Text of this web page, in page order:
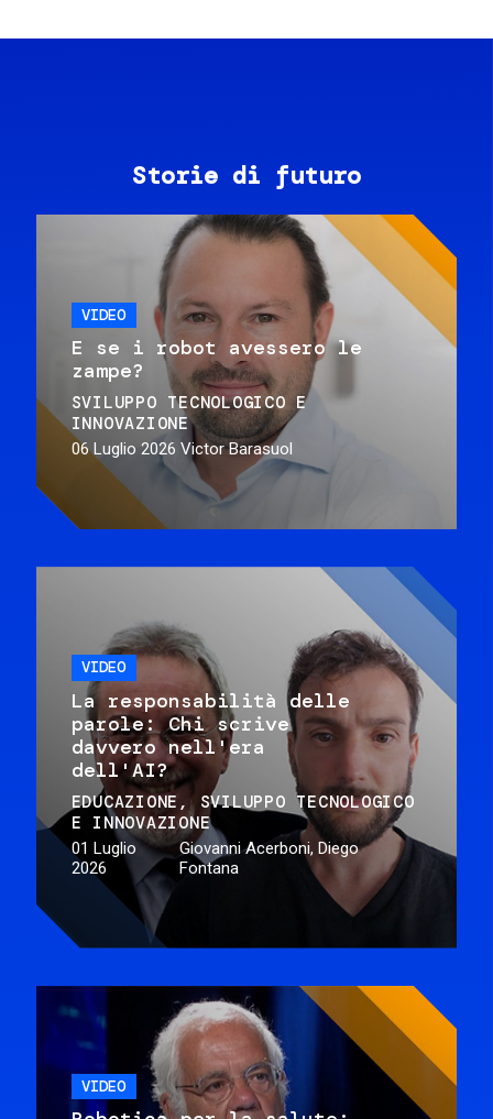
Storie di futuro
VIDEO
E se i robot avessero le
zampe?
SVILUPPO TECNOLOGICO E
INNOVAZIONE
06 Luglio 2026 Victor Barasuol
VIDEO
La responsabilità delle
parole: Chi scrive
davvero nell'era
dell'AI?
EDUCAZIONE
SVILUPPO TECNOLOGICO
E INNOVAZIONE
01 Luglio
2026
Giovanni Acerboni, Diego
Fontana
VIDEO